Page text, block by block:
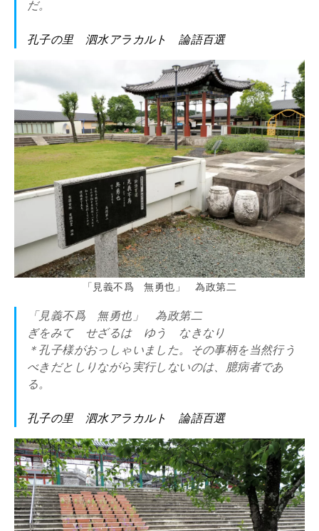
だ。
孔子の里 泗水アラカルト 論語百選
「見義不爲 無勇也」 為政第二
「見義不爲 無勇也」 為政第二
ぎをみて せざるは ゆう なきなり
＊孔子様がおっしゃいました。その事柄を当然行う
べきだとしりながら実行しないのは、臆病者であ
る。
孔子の里 泗水アラカルト 論語百選